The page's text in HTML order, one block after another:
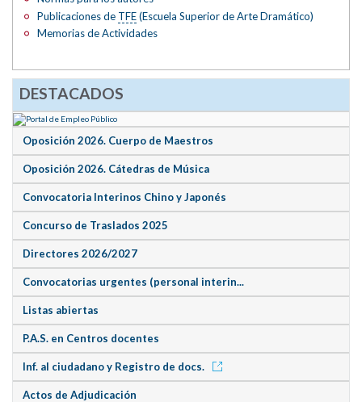
Publicaciones de TFE(Escuela Superior de Arte Dramático)
Memorias de Actividades
DESTACADOS
Oposición 2026. Cuerpo de Maestros
Oposición 2026. Cátedras de Música
Convocatoria Interinos Chino y Japonés
Concurso de Traslados 2025
Directores 2026/2027
Convocatorias urgentes (personal interin...
Listas abiertas
P.A.S. en Centros docentes
Inf. al ciudadano y Registro de docs.
Actos de Adjudicación